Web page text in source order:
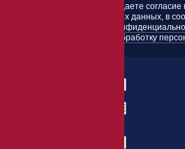
Пользуясь этим сайтом, вы даете
и других персональных данных, в
Согласие на обработку